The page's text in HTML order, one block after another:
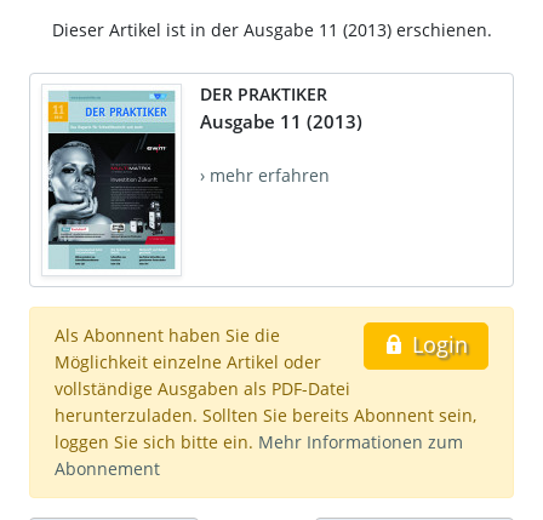
Dieser Artikel ist in der Ausgabe 11 (2013) erschienen.
DER PRAKTIKER
Ausgabe 11 (2013)
› mehr erfahren
Login
Als Abonnent haben Sie die
Möglichkeit einzelne Artikel oder
vollständige Ausgaben als PDF-Datei
herunterzuladen. Sollten Sie bereits Abonnent sein,
loggen Sie sich bitte ein. Mehr Informationen zum
Abonnement